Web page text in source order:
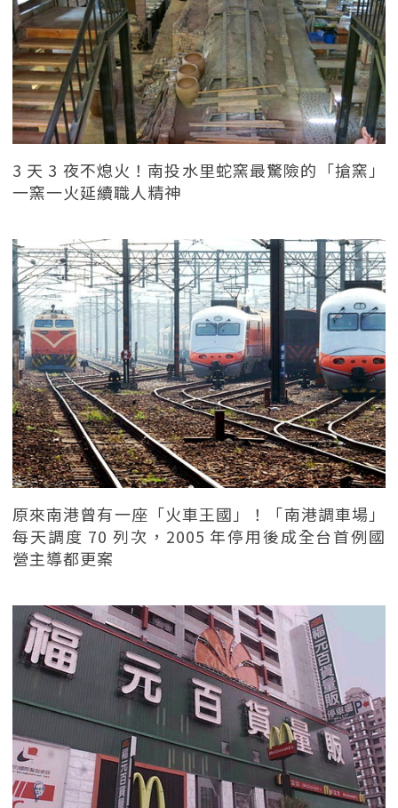
3 天 3 夜不熄火！南投水里蛇窯最驚險的「搶窯」
一窯一火延續職人精神
原來南港曾有一座「火車王國」！「南港調車場」
每天調度 70 列次，2005 年停用後成全台首例國
營主導都更案